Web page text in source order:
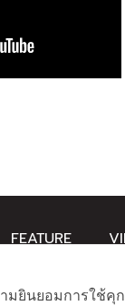
FEATURE
มยินยอมการใช้คุ